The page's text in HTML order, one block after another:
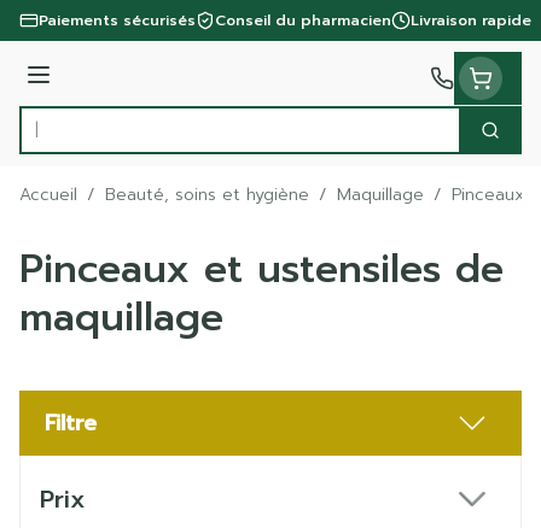
Aller au contenu
Paiements sécurisés Conseil du pharmacien Livraison rapide
Menu
Rechercher
Accueil / Beauté, soins et hygiène / Maquillage / Pinceaux
Pinceaux et ustensiles de
maquillage
Filtre
Prix